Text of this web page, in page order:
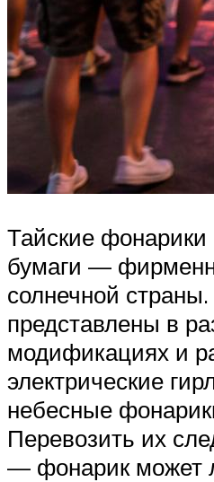
Тайские фонарики
бумаги —
солнечной
представлены в
модификациях и
электрические
небесные
Перевозить их
— фонарик может